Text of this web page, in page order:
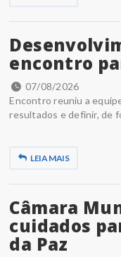
encontro
07/08/2026
Encontro reuniu a
resultados e definir, de
LEIA MAIS
Câmara
cuidados
da Paz